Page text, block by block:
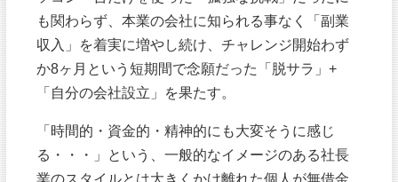
も関わらず、本業の会社に知られる事なく「副業
収入」を着実に増やし続け、チャレンジ開始わず
か8ヶ月という短期間で念願だった「脱サラ」+
「自分の会社設立」を果たす。
「時間的・資金的・精神的にも大変そうに感じ
る・・・」という、一般的なイメージのある社長
業のスタイルとは大きくかけ離れた個人が無借金